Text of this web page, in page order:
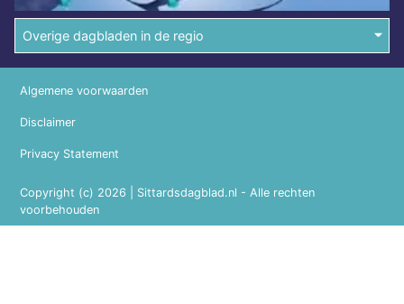
Overige dagbladen in de regio
Copyright (c) 2026 | Sittardsdagblad.nl - Alle rechten
voorbehouden
Algemene voorwaarden
Disclaimer
Privacy Statement